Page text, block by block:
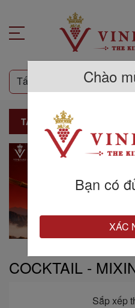
TẤT CẢ SẢN PHẨM
COCKTAIL -
Sắp xếp
Chào
Bạn có
XÁC